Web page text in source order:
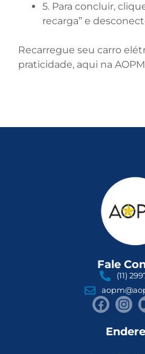
5. Para concluir,
recarga” e
Recarregue seu carro
praticidade, aqui na
Fale
(11)